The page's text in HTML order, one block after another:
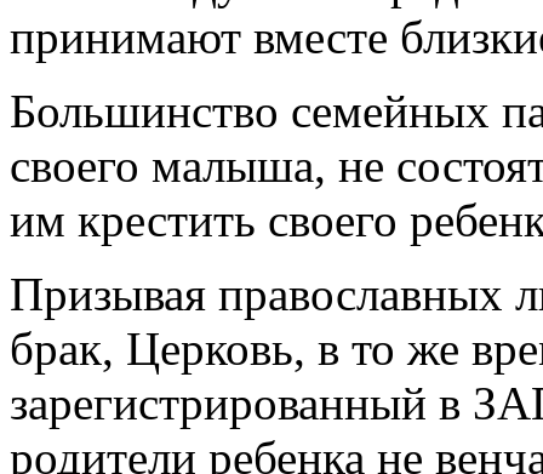
принимают вместе
Большинство семейных
своего малыша, не
им крестить своего
Призывая православных
брак, Церковь, в то же
зарегистрированный в
родители ребенка не